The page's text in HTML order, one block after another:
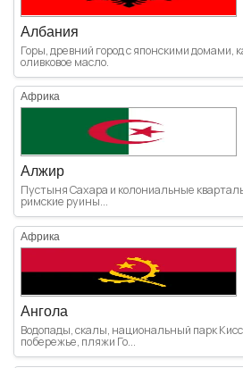
Албания
Горы, древний город с японскими домами,
оливковое масло.
Африка
Алжир
Пустыня Сахара и колониальные
римские руины...
Африка
Ангола
Водопады, скалы, национальный парк
побережье, пляжи Го...